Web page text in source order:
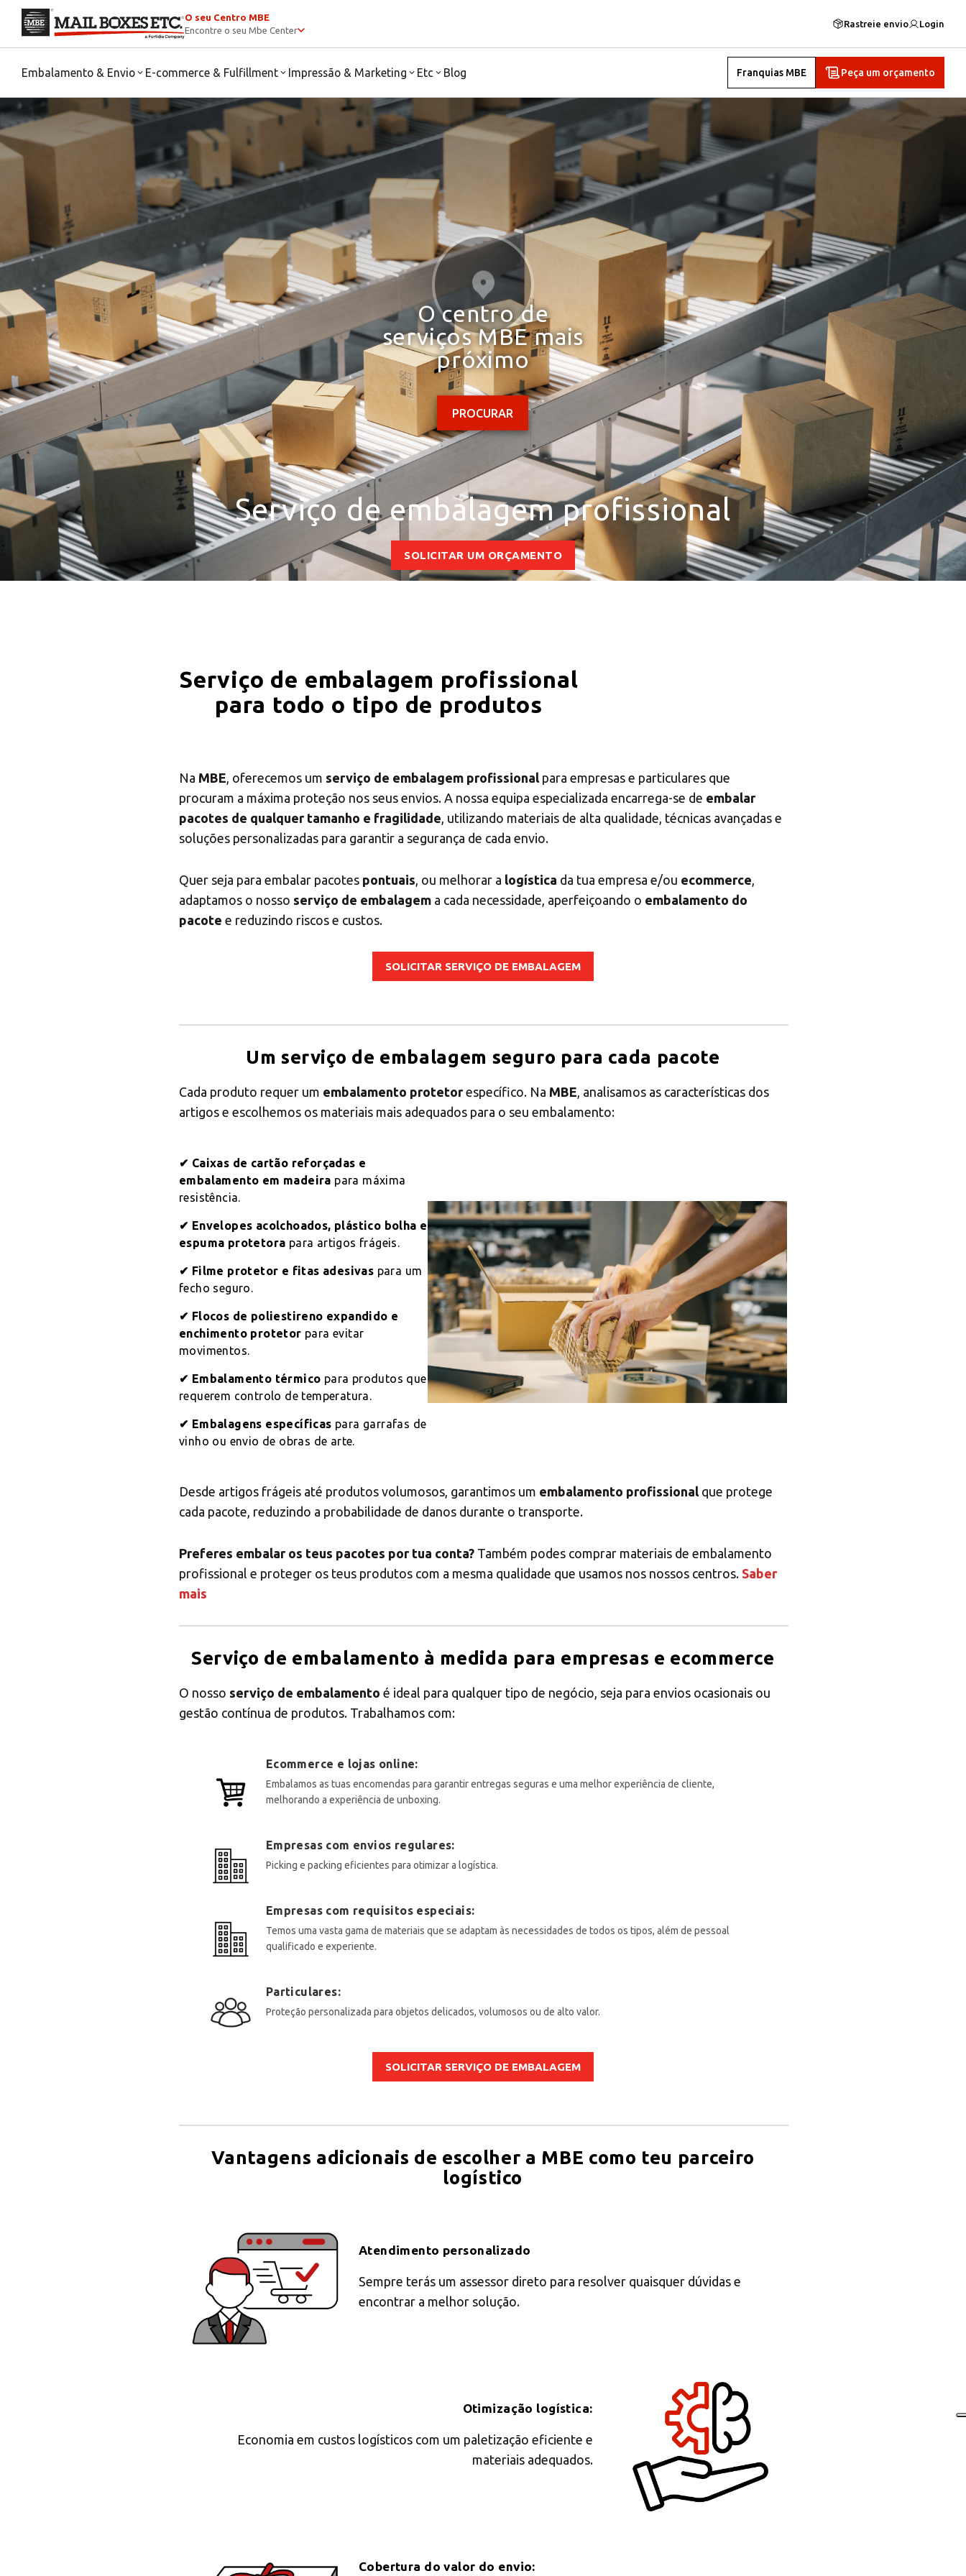
O seu Centro MBE
Encontre o seu Mbe Center
Rastreie envio Login
Embalamento & Envio E-commerce & Fulfillment Impressão & Marketing Etc Blog Franquias MBE Peça um orçamento
O centro de
serviços MBE mais
próximo
PROCURAR
Serviço de embalagem profissional
SOLICITAR UM ORÇAMENTO
Serviço de embalagem profissional
para todo o tipo de produtos
Na MBE, oferecemos um serviço de embalagem profissionalpara empresas e particulares que
procuram a máxima proteção nos seus envios. A nossa equipa especializada encarrega-se de embalar
pacotes de qualquer tamanho e fragilidade, utilizando materiais de alta qualidade, técnicas avançadas e
soluções personalizadas para garantir a segurança de cada envio.
Quer seja para embalar pacotes pontuais, ou melhorar a logística da tua empresa e/ou ecommerce,
adaptamos o nosso serviço de embalagema cada necessidade, aperfeiçoando o embalamento do
pacote e reduzindo riscos e custos.
SOLICITAR SERVIÇO DE EMBALAGEM
Um serviço de embalagem seguro para cada pacote
Cada produto requer um embalamento protetorespecífico. Na MBE, analisamos as características dos
artigos e escolhemos os materiais mais adequados para o seu embalamento:
✔ Caixas de cartão reforçadas e
embalamento em madeira para máxima
resistência.
✔ Envelopes acolchoados, plástico bolha e
espuma protetora para artigos frágeis.
✔ Filme protetor e fitas adesivas para um
fecho seguro.
✔ Flocos de poliestireno expandido e
enchimento protetor para evitar
movimentos.
✔ Embalamento térmico para produtos que
requerem controlo de temperatura.
✔ Embalagens específicas para garrafas de
vinho ou envio de obras de arte.
Desde artigos frágeis até produtos volumosos, garantimos um embalamento profissionalque protege
cada pacote, reduzindo a probabilidade de danos durante o transporte.
Preferes embalar os teus pacotes por tua conta?Também podes comprar materiais de embalamento
profissional e proteger os teus produtos com a mesma qualidade que usamos nos nossos centros. Saber
mais
Serviço de embalamento à medida para empresas e ecommerce
O nosso serviço de embalamento é ideal para qualquer tipo de negócio, seja para envios ocasionais ou
gestão contínua de produtos. Trabalhamos com:
Ecommerce e lojas online:
Embalamos as tuas encomendas para garantir entregas seguras e uma melhor experiência de cliente,
melhorando a experiência de unboxing.
Empresas com envios regulares:
Picking e packing eficientes para otimizar a logística.
Empresas com requisitos especiais:
Temos uma vasta gama de materiais que se adaptam às necessidades de todos os tipos, além de pessoal
qualificado e experiente.
Particulares:
Proteção personalizada para objetos delicados, volumosos ou de alto valor.
SOLICITAR SERVIÇO DE EMBALAGEM
Vantagens adicionais de escolher a MBE como teu parceiro
logístico
Atendimento personalizado
Sempre terás um assessor direto para resolver quaisquer dúvidas e
encontrar a melhor solução.
Otimização logística:
Economia em custos logísticos com um paletização eficiente e
materiais adequados.
Cobertura do valor do envio:
Seleccione o país
Presença MBE
Asia/Pacific
Central Asia
Escolha o seu Centro de Soluções MBE
Introduza o código postal ou a localidade
Procura uma alternativa?
PESQUISE ENTRE OS CENTROS EM PORTUGAL